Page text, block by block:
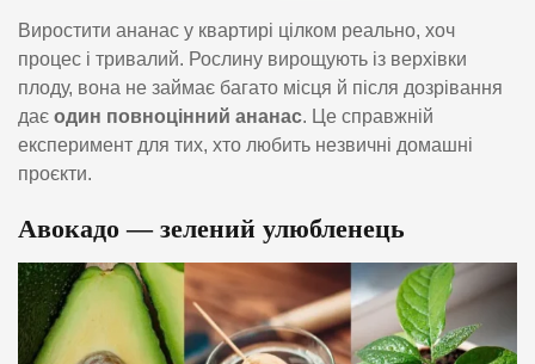
Виростити ананас у квартирі цілком реально, хоч
процес і тривалий. Рослину вирощують із верхівки
плоду, вона не займає багато місця й після дозрівання
дає один повноцінний ананас. Це справжній
експеримент для тих, хто любить незвичні домашні
проєкти.
Авокадо — зелений улюбленець